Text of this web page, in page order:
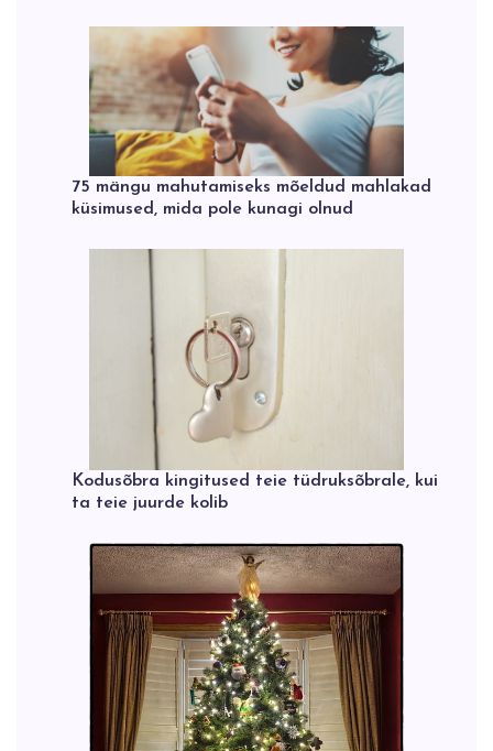
75 mängu mahutamiseks mõeldud mahlakad
küsimused, mida pole kunagi olnud
Kodusõbra kingitused teie tüdruksõbrale, kui
ta teie juurde kolib